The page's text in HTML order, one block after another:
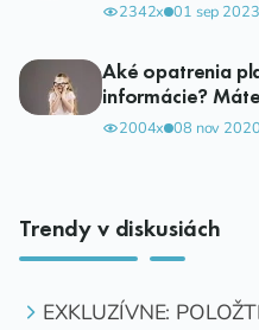
2342x 01 sep 2023
Aké opatrenia
informácie?
2004x 08 nov
Trendy v diskusiách
EXKLUZÍVNE: